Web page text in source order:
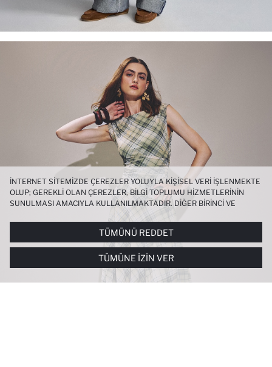
İNTERNET SITEMIZDE ÇEREZLER YOLUYLA KIŞISEL VERI IŞLENMEKTE
OLUP; GEREKLI OLAN ÇEREZLER, BILGI TOPLUMU HIZMETLERININ
SUNULMASI AMACIYLA KULLANILMAKTADIR. DIĞER BIRINCI VE
ÜÇÜNCÜ TARAF ÇEREZLER ISE SIZE DAHA IYI BIR ALIŞVERIŞ
DENEYIMI SUNULABILMESI, SITEMIZIN DAHA IŞLEVSEL KILINMASI VE
KIŞISELLEŞTIRMESI VE AÇIK RIZA VERMENIZ HALINDE, SIZLERE
YÖNELIK PAZARLAMA FAALIYETLERININ YAPILMASI AMAÇLARIYLA
SINIRLI OLARAK KULLANILACAKTIR. ÇEREZLERE DAIR TERCIHLERINIZI
ÇEREZ TERCIHLERIPANELI ARACILIĞIYLA HER ZAMAN YÖNETEBILIR,
ÇEREZLERLE ILGILI DAHA DETAYLI BILGIYE
TÜMÜNÜ REDDET
TÜMÜNE İZIN VER